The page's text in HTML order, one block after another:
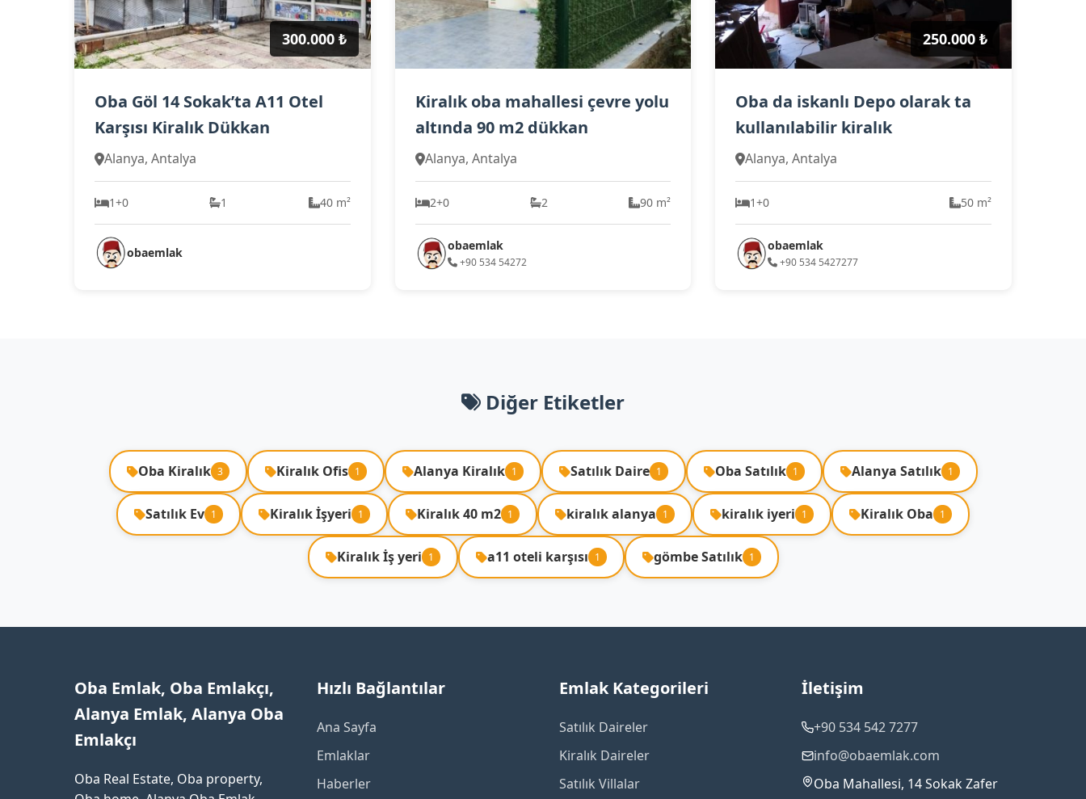
300.000 ₺
Oba Göl 14 Sokak’ta A11 Otel
Karşısı Kiralık Dükkan
Alanya, Antalya
1+0 1 40 m²
obaemlak
Kiralık oba mahallesi çevre yolu
altında 90 m2 dükkan
Alanya, Antalya
2+0 2 90 m²
obaemlak
+90 534 54272
250.000 ₺
Oba da iskanlı Depo olarak ta
kullanılabilir kiralık
Alanya, Antalya
1+0 50 m²
obaemlak
+90 534 5427277
Diğer Etiketler
Oba Kiralık 3 Kiralık Ofis 1 Alanya Kiralık 1 Satılık Daire 1 Oba Satılık 1 Alanya Satılık 1
Satılık Ev 1 Kiralık İşyeri 1 Kiralık 40 m2 1 kiralık alanya 1 kiralık iyeri 1 Kiralık Oba 1
Kiralık İş yeri 1 a11 oteli karşısı 1 gömbe Satılık 1
Oba Emlak, Oba Emlakçı,
Alanya Emlak, Alanya Oba
Emlakçı
Oba Real Estate, Oba property,
Hızlı Bağlantılar
Ana Sayfa
Emlaklar
Haberler
Emlak Kategorileri
Satılık Daireler
Kiralık Daireler
Satılık Villalar
İletişim
+90 534 542 7277
info@obaemlak.com
Oba Mahallesi, 14 Sokak Zafer